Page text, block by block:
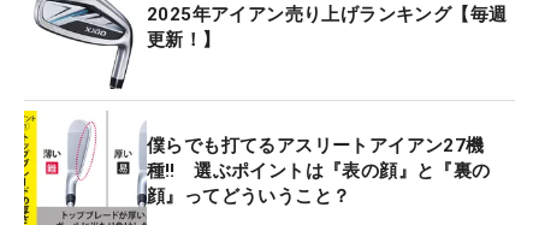
2025年アイアン売り上げランキング【毎週
更新！】
僕らでも打てるアスリートアイアン27機
種‼ 選ぶポイントは『表の顔』と『裏の
顔』ってどういうこと？